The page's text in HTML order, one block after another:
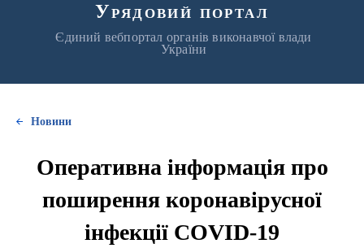
Урядовий портал
Єдиний вебпортал органів виконавчої влади
України
Новини
Оперативна інформація про
поширення коронавірусної
інфекції COVID-19